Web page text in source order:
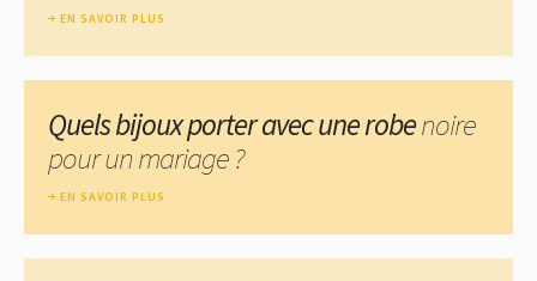
EN SAVOIR PLUS
Quels bijoux porter avec une robenoire
pour un mariage ?
EN SAVOIR PLUS